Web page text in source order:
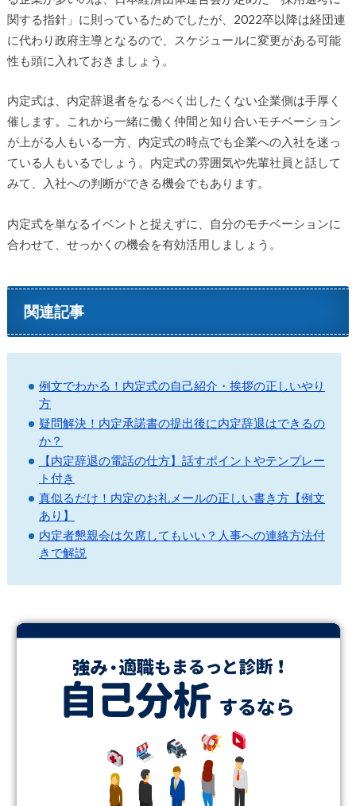
関する指針」に則っているためでしたが、2022卒以降は経団連
に代わり政府主導となるので、スケジュールに変更がある可能
性も頭に入れておきましょう。
内定式は、内定辞退者をなるべく出したくない企業側は手厚く
催します。これから一緒に働く仲間と知り合いモチベーション
が上がる人もいる一方、内定式の時点でも企業への入社を迷っ
ている人もいるでしょう。内定式の雰囲気や先輩社員と話して
みて、入社への判断ができる機会でもあります。
内定式を単なるイベントと捉えずに、自分のモチベーションに
合わせて、せっかくの機会を有効活用しましょう。
関連記事
例文でわかる！内定式の自己紹介・挨拶の正しいやり
方
疑問解決！内定承諾書の提出後に内定辞退はできるの
か？
【内定辞退の電話の仕方】話すポイントやテンプレー
ト付き
真似るだけ！内定のお礼メールの正しい書き方【例文
あり】
内定者懇親会は欠席してもいい？人事への連絡方法付
きで解説